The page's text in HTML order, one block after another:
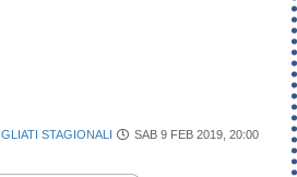
STAGIONALI
SAB 9 FEB 2019, 20:00